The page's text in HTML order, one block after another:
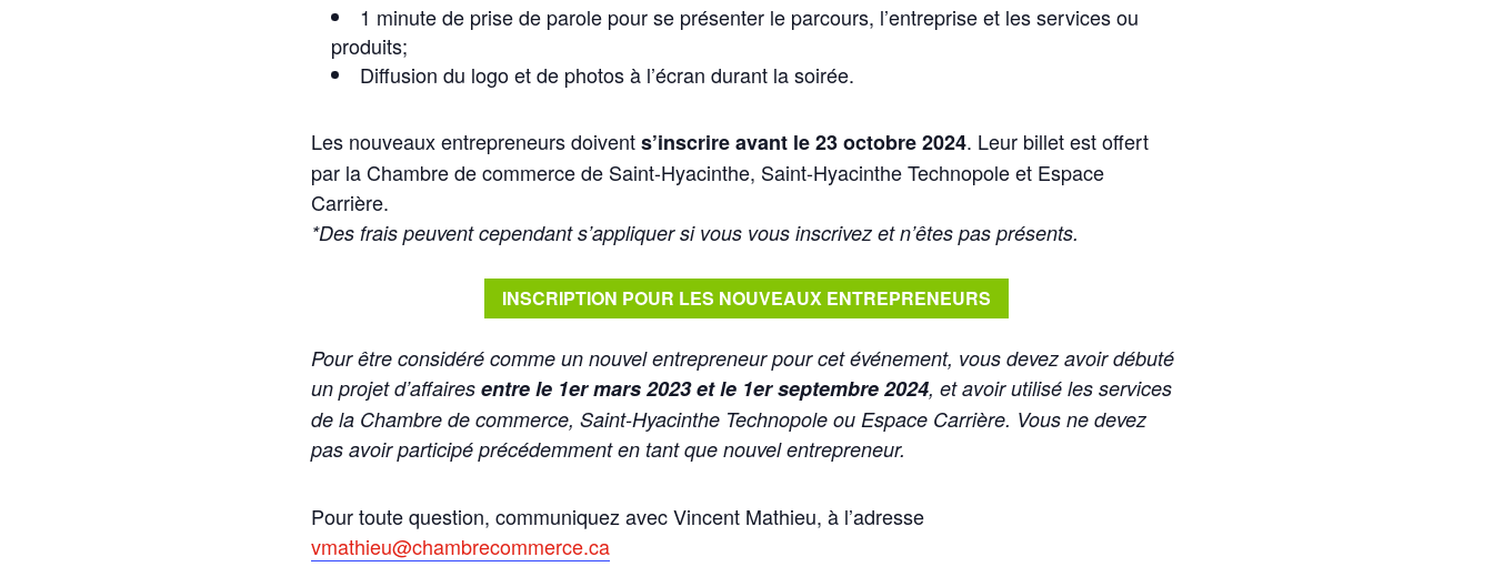
1 minute de prise de parole pour se présenter le parcours, l’entreprise et les services ou
produits;
Diffusion du logo et de photos à l’écran durant la soirée.
Les nouveaux entrepreneurs doivents’inscrire avant le 23 octobre 2024. Leur billet est offert
par la Chambre de commerce de Saint-Hyacinthe, Saint-Hyacinthe Technopole et Espace
Carrière.
*Des frais peuvent cependant s’appliquer si vous vous inscrivez et n’êtes pas présents.
INSCRIPTION POUR LES NOUVEAUX ENTREPRENEURS
Pour être considéré comme un nouvel entrepreneur pour cet événement, vous devez avoir débuté
un projet d’affaires entre le 1er mars 2023 et le 1er septembre 2024, et avoir utilisé les services
de la Chambre de commerce, Saint-Hyacinthe Technopole ou Espace Carrière. Vous ne devez
pas avoir participé précédemment en tant que nouvel entrepreneur.
Pour toute question, communiquez avec Vincent Mathieu, à l’adresse
vmathieu@chambrecommerce.ca